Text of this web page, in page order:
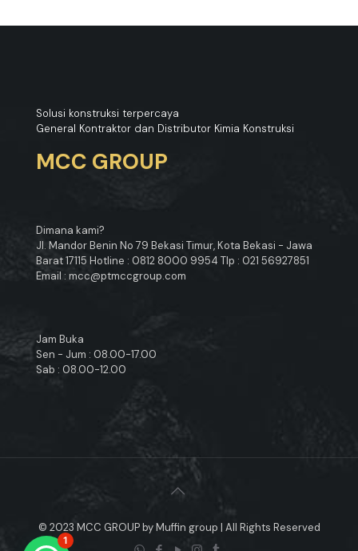
Solusi konstruksi terpercaya
General Kontraktor dan Distributor Kimia Konstruksi
MCC GROUP
Dimana kami?
Jl. Mandor Benin No 79 Bekasi Timur, Kota Bekasi - Jawa
Barat 17115 Hotline : 0812 8000 9954 Tlp : 021 56927851
Email : mcc@ptmccgroup.com
Jam Buka
Sen - Jum : 08.00-17.00
Sab : 08.00-12.00
© 2023 MCC GROUP by Muffin group | All Rights Reserved
1